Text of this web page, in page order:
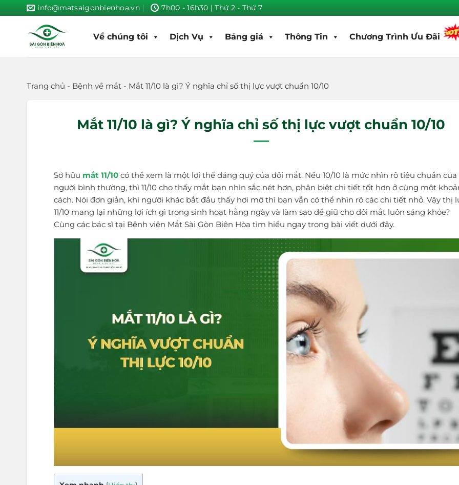
to
content
info@matsaigonbienhoa.vn 7h00 - 16h30 | Thứ 2 - Thứ 7
Về chúng tôi Dịch Vụ Bảng giá Thông Tin Chương Trình Ưu Đãi
Trang chủ - Bệnh về mắt - Mắt 11/10 là gì? Ý nghĩa chỉ số thị lực vượt chuẩn 10/10
Mắt 11/10 là gì? Ý nghĩa chỉ số thị lực vượt chuẩn 10/10
Sở hữu mắt 11/10 có thể xem là một lợi thế đáng quý của đôi mắt. Nếu 10/10 là mức nhìn rõ tiêu chuẩn của
người bình thường, thì 11/10 cho thấy mắt bạn nhìn sắc nét hơn, phân biệt chi tiết tốt hơn ở cùng một
cách. Nói đơn giản, khi người khác bắt đầu thấy hơi mờ thì bạn vẫn có thể nhìn rõ các chi tiết nhỏ. Vậy thị
11/10 mang lại những lợi ích gì trong sinh hoạt hằng ngày và làm sao để giữ cho đôi mắt luôn sáng khỏe?
Cùng các bác sĩ tại Bệnh viện Mắt Sài Gòn Biên Hòa tìm hiểu ngay trong bài viết dưới đây.